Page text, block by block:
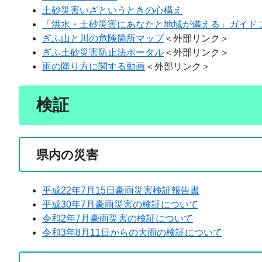
土砂災害いざというときの心構え
「洪水・土砂災害にあなたと地域が備える」ガイド
ぎふ山と川の危険箇所マップ＜外部リンク＞
ぎふ土砂災害防止法ポータル ＜外部リンク＞
雨の降り方に関する動画 ＜外部リンク＞
検証
県内の災害
平成22年7月15日豪雨災害検証報告書
平成30年7月豪雨災害の検証について
令和2年7月豪雨災害の検証について
令和3年8月11日からの大雨の検証について